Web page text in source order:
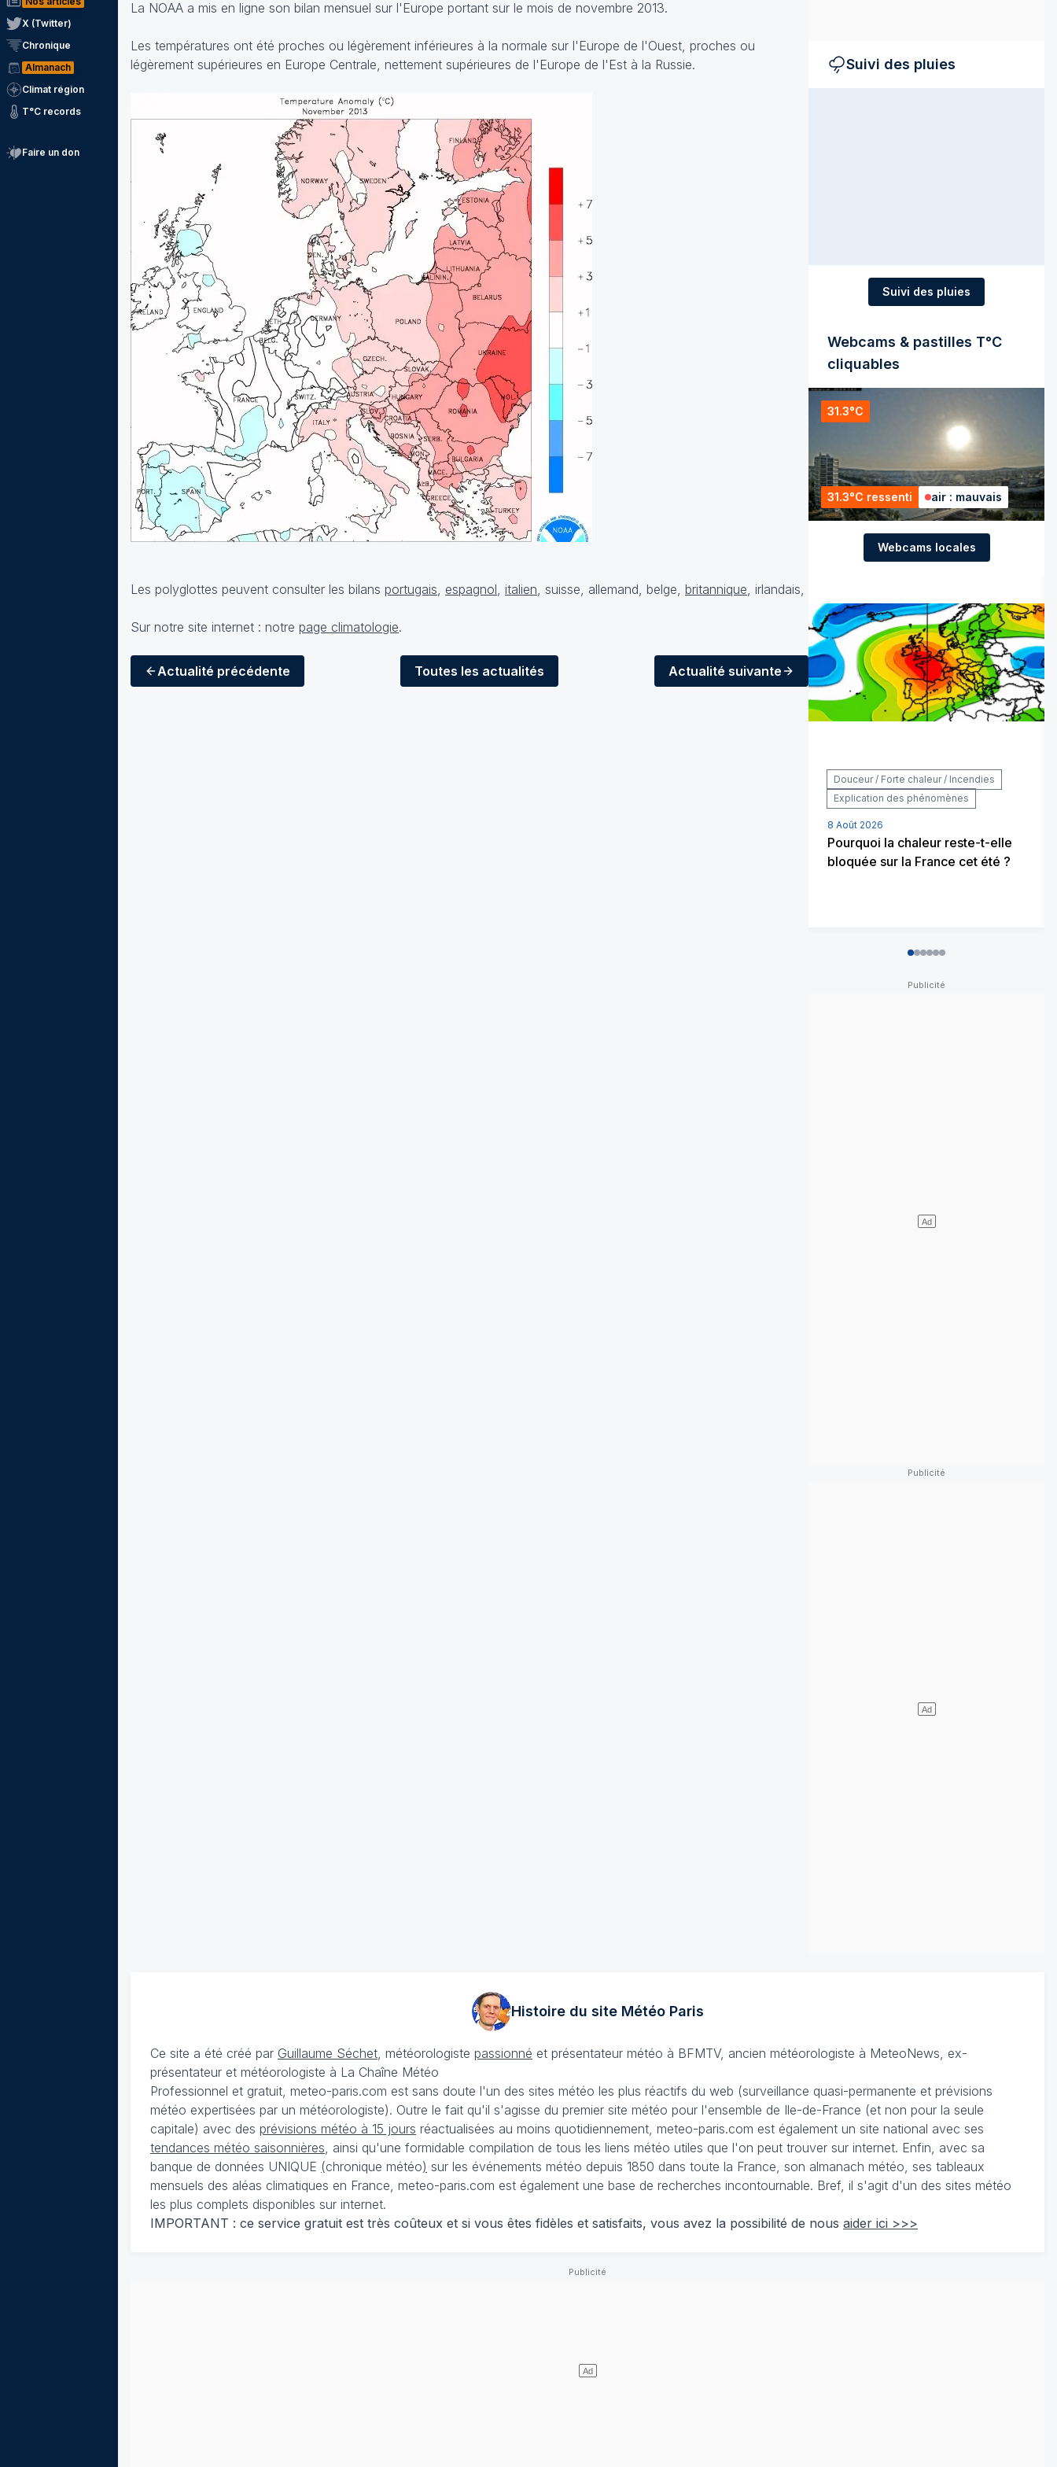
X (Twitter)
Chronique
Almanach
Climat région
T°C records
Faire un don
La NOAA a mis en ligne son bilan mensuel sur l'Europe portant sur le mois de novembre 2013.
Les températures ont été proches ou légèrement inférieures à la normale sur l'Europe de l'Ouest, proches ou
légèrement supérieures en Europe Centrale, nettement supérieures de l'Europe de l'Est à la Russie.
Les polyglottes peuvent consulter les bilans portugais, espagnol, italien, suisse, allemand, belge, britannique, irlandais,
Sur notre site internet : notre page climatologie.
Actualité précédente Toutes les actualités Actualité suivante
Suivi des pluies
Suivi des pluies
Webcams & pastilles T°C
cliquables
31.3°C
31.3°C ressenti air : mauvais
Webcams locales
Douceur / Forte chaleur / Incendies
Explication des phénomènes
8 Août 2026
Pourquoi la chaleur reste-t-elle
bloquée sur la France cet été ?
012345
Histoire du site MétéoParis
Ce site a été créé par Guillaume Séchet , météorologiste passionné et présentateur météo à BFMTV, ancien météorologiste à MeteoNews, ex-
présentateur et météorologiste à La Chaîne Météo
Professionnel et gratuit, meteo-paris.com est sans doute l'un des sites météo les plus réactifs du web (surveillance quasi-permanente et prévisions
météo expertisées par un météorologiste). Outre le fait qu'il s'agisse du premier site météo pour l'ensemble de Ile-de-France (et non pour la seule
capitale) avec des prévisions météo à 15 jours réactualisées au moins quotidiennement, meteo-paris.com est également un site national avec ses
tendances météo saisonnières , ainsi qu'une formidable compilation de tous les liens météo utiles que l'on peut trouver sur internet. Enfin, avec sa
banque de données UNIQUE (chronique météo) sur les événements météo depuis 1850 dans toute la France, son almanach météo, ses tableaux
mensuels des aléas climatiques en France, meteo-paris.com est également une base de recherches incontournable. Bref, il s'agit d'un des sites météo
les plus complets disponibles sur internet.
IMPORTANT : ce service gratuit est très coûteux et si vous êtes fidèles et satisfaits, vous avez la possibilité de nous aider ici >>>